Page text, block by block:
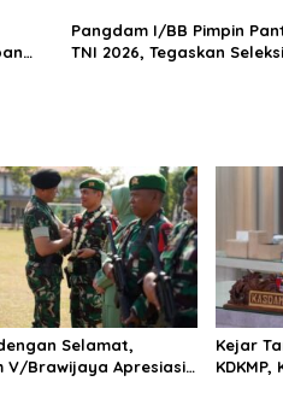
Pangdam I/BB Pimpin
TNI 2026, Tegaskan
Selamat,
V/Brawijaya Apresiasi
Kejar